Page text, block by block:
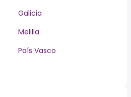
Galicia
Melilla
País Vasco